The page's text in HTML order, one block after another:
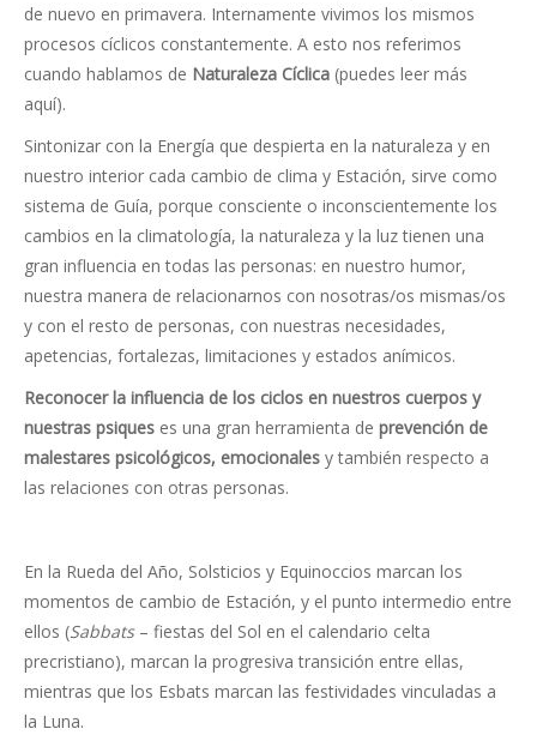
de nuevo en primavera. Internamente vivimos los mismos
procesos cíclicos constantemente. A esto nos referimos
cuando hablamos de Naturaleza Cíclica (puedes leer más
aquí).
Sintonizar con la Energía que despierta en la naturaleza y en
nuestro interior cada cambio de clima y Estación, sirve como
sistema de Guía, porque consciente o inconscientemente los
cambios en la climatología, la naturaleza y la luz tienen una
gran influencia en todas las personas: en nuestro humor,
nuestra manera de relacionarnos con nosotras/os mismas/os
y con el resto de personas, con nuestras necesidades,
apetencias, fortalezas, limitaciones y estados anímicos.
Reconocer la influencia de los ciclos en nuestros cuerpos y
nuestras psiques es una gran herramienta de prevención de
malestares psicológicos, emocionales y también respecto a
las relaciones con otras personas.
En la Rueda del Año, Solsticios y Equinoccios marcan los
momentos de cambio de Estación, y el punto intermedio entre
ellos (Sabbats– fiestas del Sol en el calendario celta
precristiano), marcan la progresiva transición entre ellas,
mientras que los Esbats marcan las festividades vinculadas a
la Luna.